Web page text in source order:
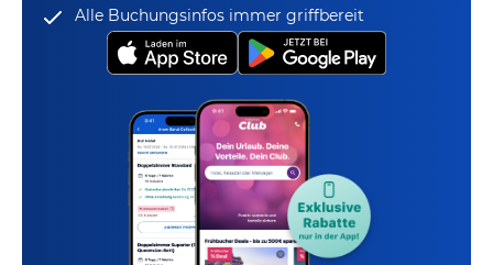
Alle Buchungsinfos immer griffbereit